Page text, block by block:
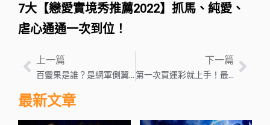
7大【戀愛實境秀推薦2022】抓馬、純愛、
虐心通通一次到位！
上一篇
百靈果是誰？是網軍側翼？百靈果人物解析
下一篇
第一次買運彩就上手！最詳細【運彩玩法教學】輕鬆學會線上買運彩！
最新文章